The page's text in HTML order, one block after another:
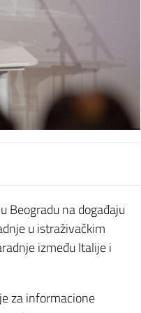
Beogradu na događaju
u istraživačkim
između Italije i
za informacione